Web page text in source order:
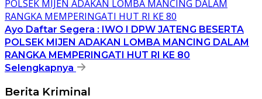
Ayo Daftar Segera : IWO I DPW JATENG BESERTA
POLSEK MIJEN ADAKAN LOMBA MANCING DALAM
RANGKA MEMPERINGATI HUT RI KE 80
Selengkapnya
Berita Kriminal